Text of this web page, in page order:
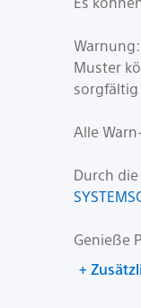
Muster
Alle
Durch
Genieße
+